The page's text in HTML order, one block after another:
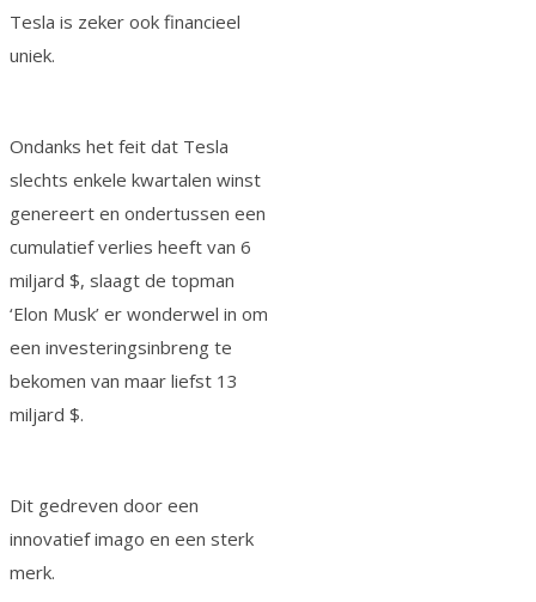
Tesla is zeker ook financieel
uniek.
Ondanks het feit dat Tesla
slechts enkele kwartalen winst
genereert en ondertussen een
cumulatief verlies heeft van 6
miljard $, slaagt de topman
‘Elon Musk’ er wonderwel in om
een investeringsinbreng te
bekomen van maar liefst 13
miljard $.
Dit gedreven door een
innovatief imago en een sterk
merk.